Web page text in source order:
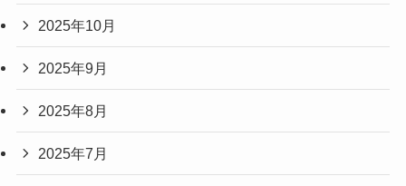
2025年10月
2025年9月
2025年8月
2025年7月